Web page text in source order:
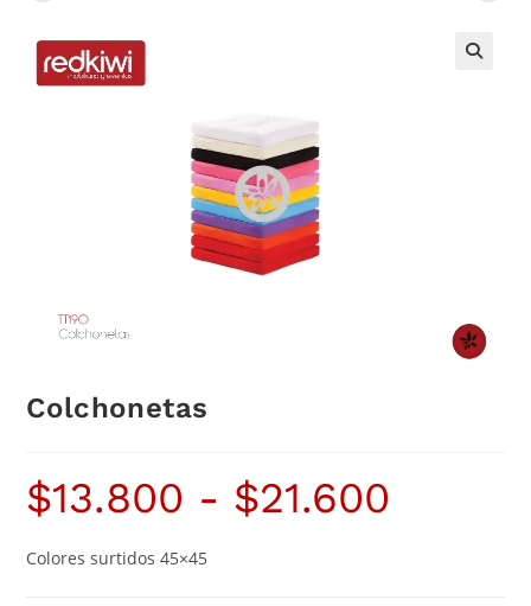
Colchonetas
$13.800 - $21.600
Colores surtidos 45×45